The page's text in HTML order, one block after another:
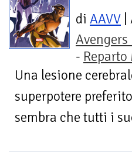
di AAVV
Avengers
-
Una lesione
superpotere
sembra che tutti i